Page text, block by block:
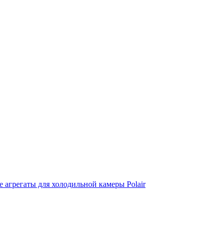
агрегаты для холодильной камеры Polair